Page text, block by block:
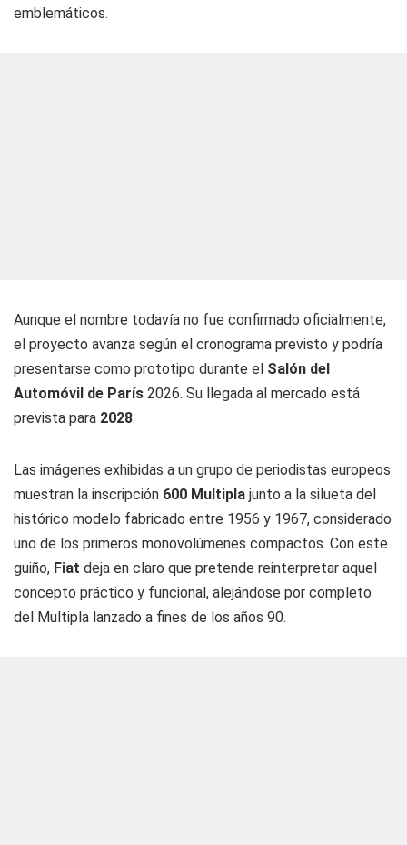
emblemáticos.
Aunque el nombre todavía no fue confirmado oficialmente,
el proyecto avanza según el cronograma previsto y podría
presentarse como prototipo durante el Salón del
Automóvil de París 2026. Su llegada al mercado está
prevista para 2028.
Las imágenes exhibidas a un grupo de periodistas europeos
muestran la inscripción 600 Multipla junto a la silueta del
histórico modelo fabricado entre 1956 y 1967, considerado
uno de los primeros monovolúmenes compactos. Con este
guiño, Fiat deja en claro que pretende reinterpretar aquel
concepto práctico y funcional, alejándose por completo
del Multipla lanzado a fines de los años 90.